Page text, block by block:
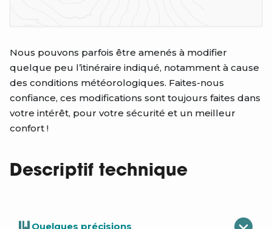
Nous pouvons parfois être amenés à modifier
quelque peu l’itinéraire indiqué, notamment à cause
des conditions météorologiques. Faites-nous
confiance, ces modifications sont toujours faites dans
votre intérêt, pour votre sécurité et un meilleur
confort !
Descriptif technique
Quelques précisions